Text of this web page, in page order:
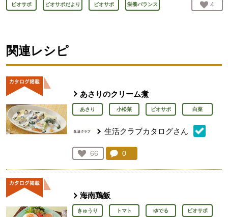
ビオサポ ビオサポだより ビオサポ 栄養バランス お気
4
関連レシピ
あさりのクリーム煮
あさり 小松菜 ビオサポ 白菜
生活クラブカタログさん
お気に入り登録：
66
人が登録
コメント：
0
海南鶏飯
きゅうり トマト ゆでる ビオサポ